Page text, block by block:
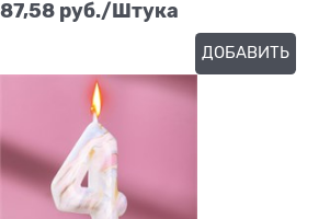
87,58 руб./Штука
ДОБАВИТЬ